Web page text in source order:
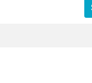
auszuklappen